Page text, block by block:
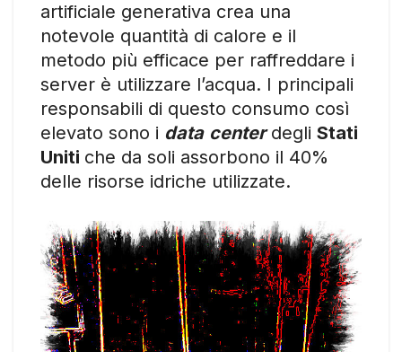
artificiale generativa crea una
notevole quantità di calore e il
metodo più efficace per raffreddare i
server è utilizzare l’acqua. I principali
responsabili di questo consumo così
elevato sono i data centerdegli Stati
Uniti che da soli assorbono il 40%
delle risorse idriche utilizzate.